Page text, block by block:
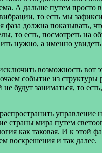
А дальше путем просто
то есть мы
должна показывать,
то есть, посмотреть на
нужно, а именно
возможность вот
событие из структуры
будут заниматься, то
страны мира путем
как таковая. И к этой
воскрешения и так далее.